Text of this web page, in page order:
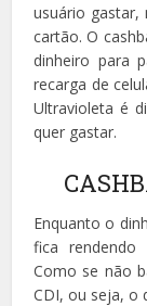
usuário
cartão. O
dinheiro para
recarga de
Ultravioleta é
quer gastar.
Enquanto o
fica rendendo
Como se não
CDI, ou seja, o